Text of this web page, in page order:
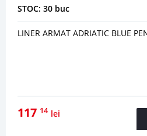
STOC: 30 buc
LINER ARMAT ADRIATIC BLUE
117 14 lei